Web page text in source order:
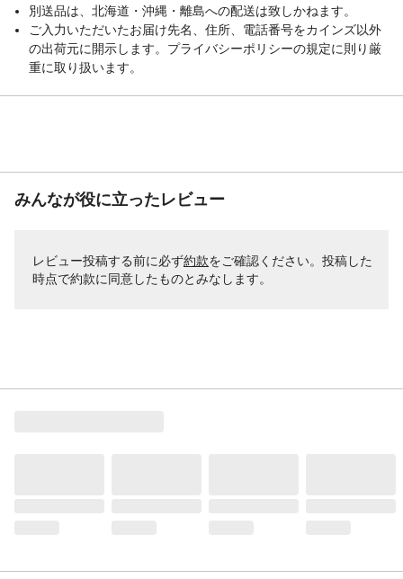
別送品は、北海道・沖縄・離島への配送は致しかねます。
ご入力いただいたお届け先名、住所、電話番号をカインズ以外
の出荷元に開示します。プライバシーポリシーの規定に則り厳
重に取り扱います。
みんなが役に立ったレビュー
レビュー投稿する前に必ず約款をご確認ください。投稿した
時点で約款に同意したものとみなします。